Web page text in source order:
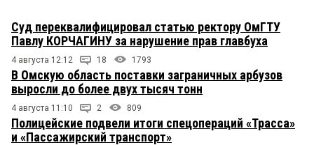
Суд переквалифицировал статью ректору ОмГТУ
Павлу КОРЧАГИНУ за нарушение прав главбуха
4 августа 12:12 18 1793
В Омскую область поставки заграничных арбузов
выросли до более двух тысяч тонн
4 августа 11:10 2 809
Полицейские подвели итоги спецопераций «Трасса»
и «Пассажирский транспорт»